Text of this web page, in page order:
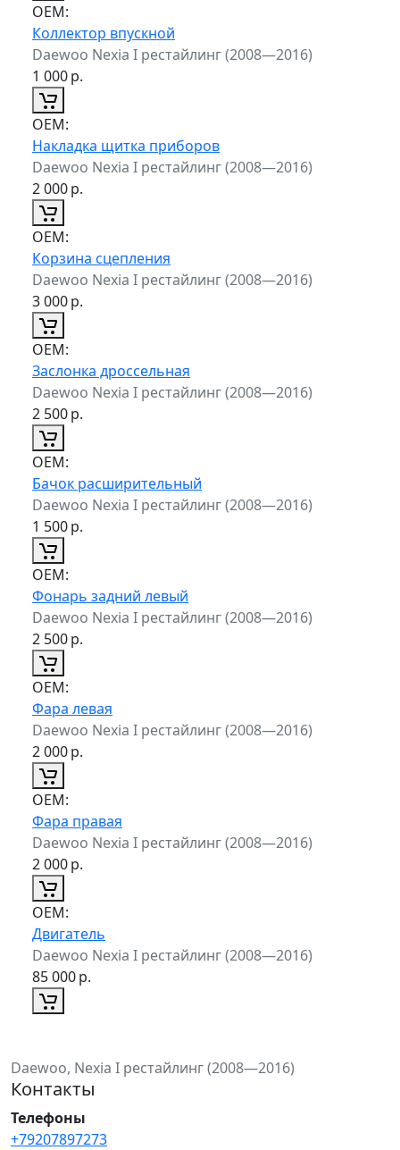
ОЕМ:
Коллектор впускной
Daewoo Nexia I рестайлинг (2008—2016)
1 000р.
ОЕМ:
Накладка щитка приборов
Daewoo Nexia I рестайлинг (2008—2016)
2 000р.
ОЕМ:
Корзина сцепления
Daewoo Nexia I рестайлинг (2008—2016)
3 000р.
ОЕМ:
Заслонка дроссельная
Daewoo Nexia I рестайлинг (2008—2016)
2 500р.
ОЕМ:
Бачок расширительный
Daewoo Nexia I рестайлинг (2008—2016)
1 500р.
ОЕМ:
Фонарь задний левый
Daewoo Nexia I рестайлинг (2008—2016)
2 500р.
ОЕМ:
Фара левая
Daewoo Nexia I рестайлинг (2008—2016)
2 000р.
ОЕМ:
Фара правая
Daewoo Nexia I рестайлинг (2008—2016)
2 000р.
ОЕМ:
Двигатель
Daewoo Nexia I рестайлинг (2008—2016)
85 000р.
Daewoo, Nexia I рестайлинг (2008—2016)
Контакты
Телефоны
+79207897273